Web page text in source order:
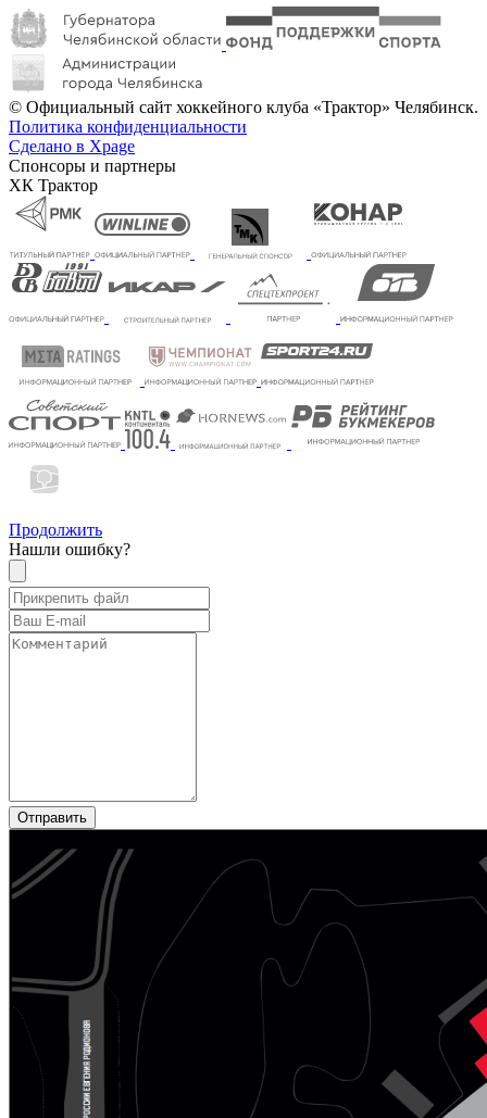
© Официальный сайт хоккейного клуба «Трактор» Челябинск.
Политика конфиденциальности
Сделано в Xpage
Спонсоры и партнеры
ХК Трактор
Продолжить
Нашли ошибку?